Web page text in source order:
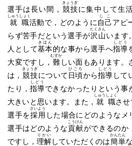
選手は長い間， 競技
きょうぎ
に集中して生
就職
しゅうしょく
活動で，どのように 自己
じこ
アピ
らず苦手だという選手が沢山
たくさん
います
人として基本
きほん
的な事から選手へ指導
しどう
大変ですし， 難
むずか
しい面もあります。
は， 競技
きょうぎ
について 日頃
ひごろ
から指導
しどう
して
たり，指導
しどう
できなかったりという事
大きいと思います。また， 就職
しゅうしょく
さ
選手を採用
さいよう
した場合にどのような
選手はどのような貢献
こうけん
ができるのか
ですし，理解
りかい
していただくのは簡単
かんたん